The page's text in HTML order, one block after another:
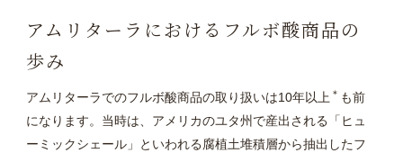
アムリターラにおけるフルボ酸商品の
歩み
アムリターラでのフルボ酸商品の取り扱いは10年以上 ＊ も前
になります。当時は、アメリカのユタ州で産出される「ヒュ
ーミックシェール」といわれる腐植土堆積層から抽出したフ